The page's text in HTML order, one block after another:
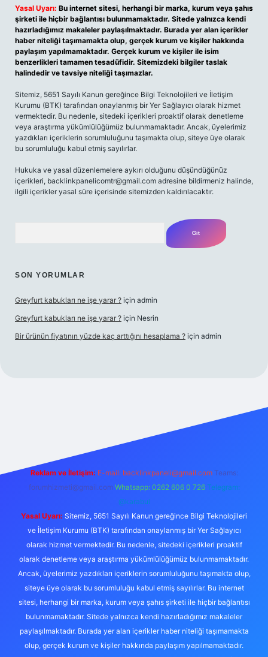
Yasal Uyarı: Bu internet sitesi, herhangi bir marka, kurum veya şahıs
şirketi ile hiçbir bağlantısı bulunmamaktadır. Sitede yalnızca kendi
hazırladığımız makaleler paylaşılmaktadır. Burada yer alan içerikler
haber niteliği taşımamakta olup, gerçek kurum ve kişiler hakkında
paylaşım yapılmamaktadır. Gerçek kurum ve kişiler ile isim
benzerlikleri tamamen tesadüfidir. Sitemizdeki bilgiler taslak
halindedir ve tavsiye niteliği taşımazlar.
Sitemiz, 5651 Sayılı Kanun gereğince Bilgi Teknolojileri ve İletişim
Kurumu (BTK) tarafından onaylanmış bir Yer Sağlayıcı olarak hizmet
vermektedir. Bu nedenle, sitedeki içerikleri proaktif olarak denetleme
veya araştırma yükümlülüğümüz bulunmamaktadır. Ancak, üyelerimiz
yazdıkları içeriklerin sorumluluğunu taşımakta olup, siteye üye olarak
bu sorumluluğu kabul etmiş sayılırlar.
Hukuka ve yasal düzenlemelere aykırı olduğunu düşündüğünüz
içerikleri, backlinkpanelicomtr@gmail.com adresine bildirmeniz halinde,
ilgili içerikler yasal süre içerisinde sitemizden kaldırılacaktır.
SON YORUMLAR
Greyfurt kabukları ne işe yarar ? için admin
Greyfurt kabukları ne işe yarar ? için Nesrin
Bir ürünün fiyatının yüzde kaç arttığını hesaplama ? için admin
m elexbet
Reklam ve İletişim: E-mail: backlinkpaneli@gmail.com Teams:
forumhizmeti@gmail.com Whatsapp: 0262 606 0 726 Telegram:
@karabul
Yasal Uyarı: Sitemiz, 5651 Sayılı Kanun gereğince Bilgi Teknolojileri
ve İletişim Kurumu (BTK) tarafından onaylanmış bir Yer Sağlayıcı
olarak hizmet vermektedir. Bu nedenle, sitedeki içerikleri proaktif
olarak denetleme veya araştırma yükümlülüğümüz bulunmamaktadır.
Ancak, üyelerimiz yazdıkları içeriklerin sorumluluğunu taşımakta olup,
siteye üye olarak bu sorumluluğu kabul etmiş sayılırlar. Bu internet
sitesi, herhangi bir marka, kurum veya şahıs şirketi ile hiçbir bağlantısı
bulunmamaktadır. Sitede yalnızca kendi hazırladığımız makaleler
paylaşılmaktadır. Burada yer alan içerikler haber niteliği taşımamakta
olup, gerçek kurum ve kişiler hakkında paylaşım yapılmamaktadır.